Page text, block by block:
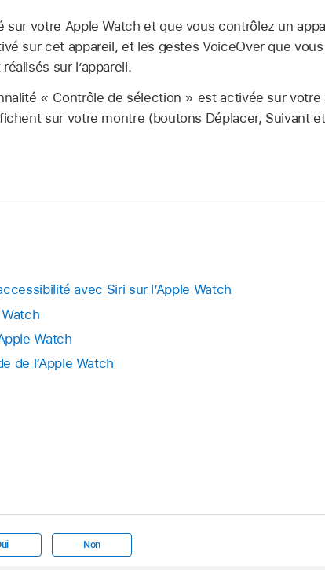
sur votre Apple Watch et que vous contrôlez un
sur cet appareil, et les gestes VoiceOver que
sur l’appareil.
« Contrôle de sélection » est activée sur votre
sur votre montre (boutons Déplacer, Suivant
avec Siri sur l’Apple Watch
Watch
de l’Apple Watch
Non